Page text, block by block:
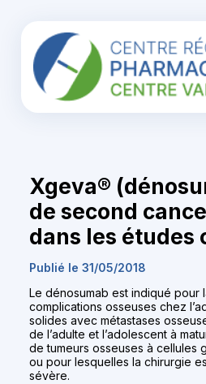
Xgeva®
de second
dans les études
Publié le 31/05/2018
Le dénosumab est indiqué pour
complications osseuses chez
solides avec métastases
de l’adulte et l’adolescent à
de tumeurs osseuses à cellules
ou pour lesquelles la chirurgie
sévère.